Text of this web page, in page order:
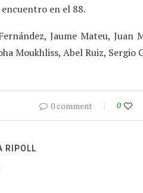
en el 88.
Jaume Mateu,
Moukhliss, Abel Ruiz, Sergio
0 comment 0
RIPOLL